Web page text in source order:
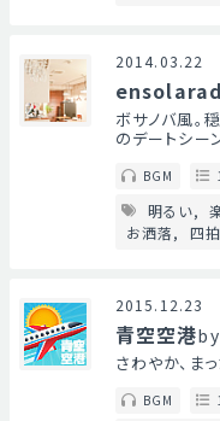
2014.03.22
ボサノバ風。
のデートシー
BGM
明るい
お洒落
四
2015.12.23
青空空港by
さわやか、ま
BGM